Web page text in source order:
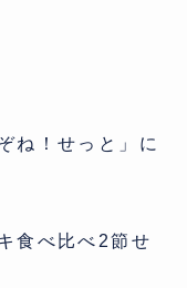
ね！せっと」に
食べ比べ2節せ